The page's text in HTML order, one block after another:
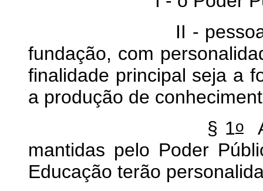
II - pessoa física,
fundação, com
finalidade principal seja a
a produção de
§ 1o
mantidas pelo Poder
Educação terão